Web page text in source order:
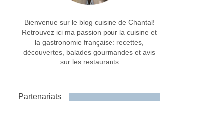
Bienvenue sur le blog cuisine de Chantal!
Retrouvez ici ma passion pour la cuisine et
la gastronomie française: recettes,
découvertes, balades gourmandes et avis
sur les restaurants
Partenariats